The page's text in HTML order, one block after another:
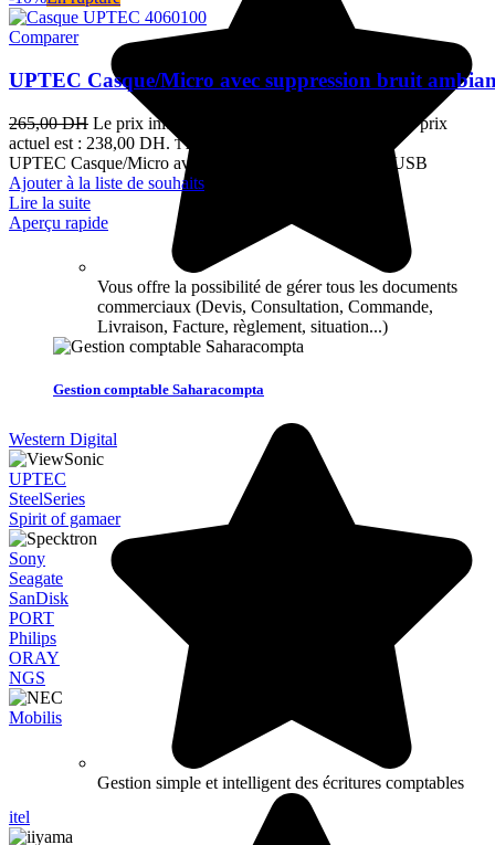
Vous offre la possibilité de gérer tous les documents
commerciaux (Devis, Consultation, Commande,
Livraison, Facture, règlement, situation...)
Gestion comptable Saharacompta
Gestion simple et intelligent des écritures comptables
Comparer
UPTEC Casque/Micro avec suppression bruit
265,00DH Le prix initial était : 265,00 DH.
Le prix
actuel est : 238,00 DH. TTC
UPTEC Casque/Micro avec suppression bruit ambiant USB
Ajouter à la liste de souhaits
Lire la suite
Aperçu rapide
Western Digital
UPTEC
SteelSeries
Spirit of gamaer
Sony
Seagate
SanDisk
PORT
Philips
ORAY
NGS
Mobilis
itel